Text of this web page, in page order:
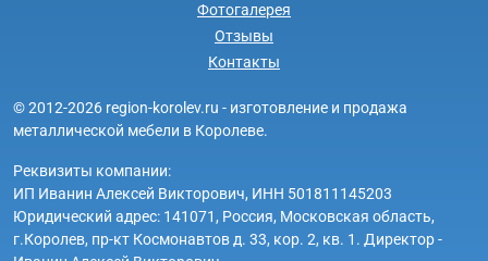
Фотогалерея
Отзывы
Контакты
© 2012-2026 region-korolev.ru - изготовление и продажа
металлической мебели в Королеве.
Реквизиты компании:
ИП Иванин Алексей Викторович, ИНН 501811145203
Юридический адрес: 141071, Россия, Московская область,
г.Королев, пр-кт Космонавтов д. 33, кор. 2, кв. 1. Директор -